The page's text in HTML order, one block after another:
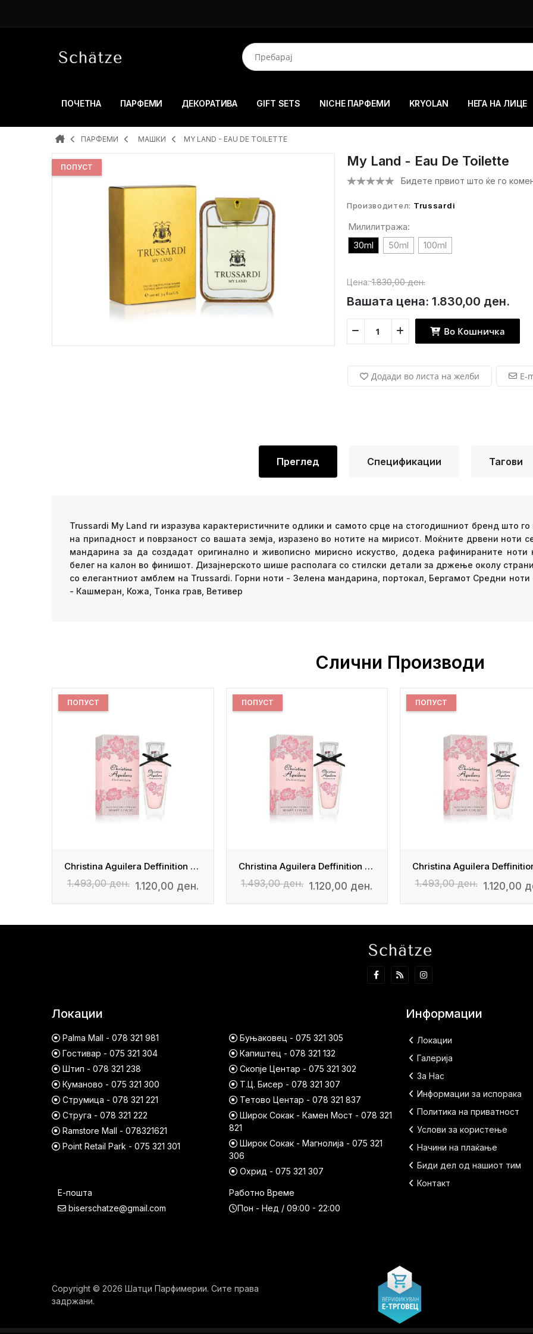
ПОЧЕТНА ПАРФЕМИ ДЕКОРАТИВА GIFT SETS NICHE ПАРФЕМИ KRYOLAN НЕГА НА ЛИЦЕ
ПАРФЕМИ MAШКИ MY LAND - EAU DE TOILETTE
ПОПУСТ My Land - Eau De Toilette
Бидете првиот што ќе го
Производител: Trussardi
Милилитража:
30ml
50ml 100ml
Цена: 1.830,00 ден.
Вашата цена: 1.830,00 ден.
Во Кошничка
Додади во листа на желби E-
Преглед Спецификации Тагови
Trussardi My Land ги изразува карактеристичните одлики и самото срце на стогодишниот бренд што
на припадност и поврзаност со вашата земја, изразено во нотите на мирисот. Моќните дрвени ноти
мандарина за да создадат оригинално и живописно мирисно искуство, додека рафинираните ноти
белег на калон во финишот. Дизајнерското шише располага со стилски детали за држење околу
со елегантниот амблем на Trussardi. Горни ноти - Зелена мандарина, портокал, Бергамот Средни
- Кашмеран, Кожа, Тонка грав, Ветивер
Слични Производи
Christina Aguilera Deffinition - Edp
ПОПУСТ
1.493,00 ден. 1.120,00 ден.
Christina Aguilera Deffinition - Edp
ПОПУСТ
1.493,00 ден. 1.120,00 ден.
ПОПУСТ
1.493,00 ден. 1.120,00
Локации
Palma Mall - 078 321 981
Гостивар - 075 321 304
Штип - 078 321 238
Куманово - 075 321 300
Струмица - 078 321 221
Струга - 078 321 222
Ramstore Mall - 078321621
Point Retail Park - 075 321 301
Буњаковец - 075 321 305
Капиштец - 078 321 132
Скопје Центар - 075 321 302
Т.Ц. Бисер - 078 321 307
Тетово Центар - 078 321 837
Широк Сокак - Камен Мост - 078 321
821
Широк Сокак - Магнолија - 075 321
306
Охрид - 075 321 307
Е-пошта
biserschatze@gmail.com
Работно Време
Пон - Нед / 09:00 - 22:00
Информации
Локации
Галерија
За Нас
Информации за испорака
Политика на приватност
Услови за користење
Начини на плаќање
Биди дел од нашиот тим
Контакт
Copyright © 2026 Шатци Парфимерии. Сите права
задржани.